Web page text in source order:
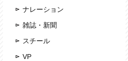
ナレーション
雑誌・新聞
スチール
VP